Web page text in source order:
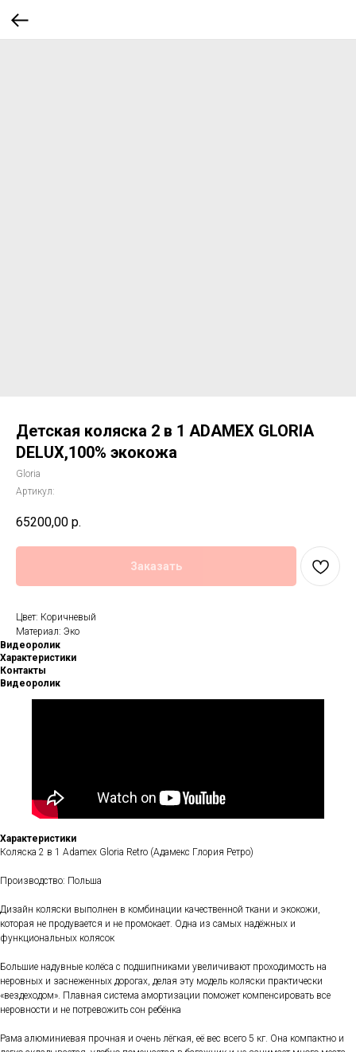
Детская коляска 2 в 1 ADAMEX GLORIA
DELUX,100% экокожа
Gloria
Артикул:
65200,00 р.
Заказать
Цвет: Коричневый
Материал: Эко
Видеоролик
Характеристики
Контакты
Видеоролик
Характеристики
Коляска 2 в 1 Adamex Gloria Retro (Адамекс Глория Ретро)
Производство: Польша
Дизайн коляски выполнен в комбинации качественной ткани и экокожи,
которая не продувается и не промокает. Одна из самых надёжных и
функциональных колясок
Большие надувные колёса с подшипниками увеличивают проходимость на
неровных и заснеженных дорогах, делая эту модель коляски практически
«вездеходом». Плавная система амортизации поможет компенсировать все
неровности и не потревожить сон ребёнка
Рама алюминиевая прочная и очень лёгкая, её вес всего 5 кг. Она компактно и